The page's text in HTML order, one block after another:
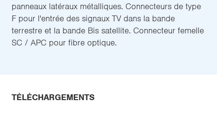
panneaux latéraux métalliques. Connecteurs de type
F pour l'entrée des signaux TV dans la bande
terrestre et la bande Bis satellite. Connecteur femelle
SC / APC pour fibre optique.
TÉLÉCHARGEMENTS